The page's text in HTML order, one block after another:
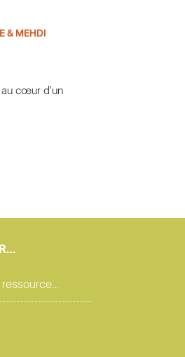
& MEHDI
cœur d’un